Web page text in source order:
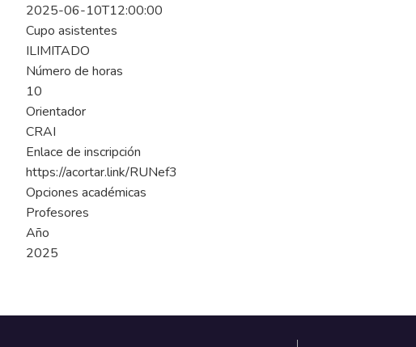
2025-06-10T12:00:00
Cupo asistentes
ILIMITADO
Número de horas
10
Orientador
CRAI
Enlace de inscripción
https://acortar.link/RUNef3
Opciones académicas
Profesores
Año
2025